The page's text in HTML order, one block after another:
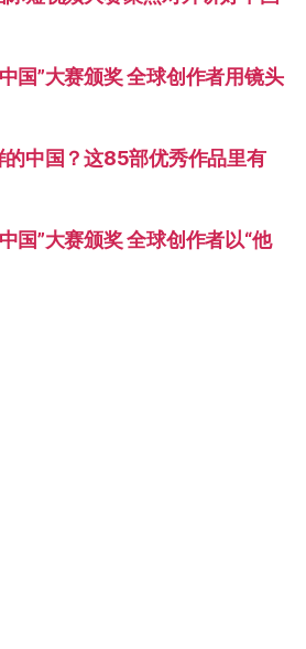
国”大赛颁奖 全球创作者用镜头
的中国？这85部优秀作品里有
国”大赛颁奖 全球创作者以“他